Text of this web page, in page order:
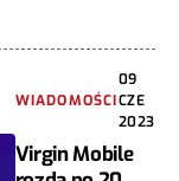
WIADOMOŚCI
09
CZE
2023
Virgin Mobile